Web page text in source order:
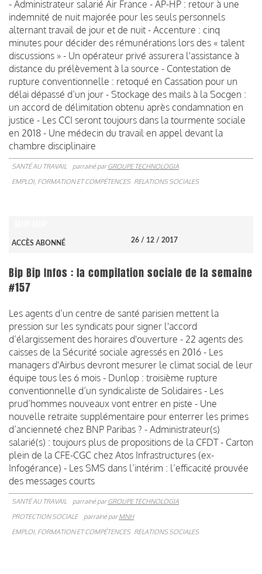
- Administrateur salarié Air France - AP-HP : retour à une
indemnité de nuit majorée pour les seuls personnels
alternant travail de jour et de nuit - Accenture : cinq
minutes pour décider des rémunérations lors des « talent
discussions » - Un opérateur privé assurera l'assistance à
distance du prélèvement à la source - Contestation de
rupture conventionnelle : retoqué en Cassation pour un
délai dépassé d’un jour - Stockage des mails à la Socgen :
un accord de délimitation obtenu après condamnation en
justice - Les CCI seront toujours dans la tourmente sociale
en 2018 - Une médecin du travail en appel devant la
chambre disciplinaire
SANTÉ AU TRAVAIL parrainé parGROUPE TECHNOLOGIA
EMPLOI, FORMATION ET COMPÉTENCES RELATIONS SOCIALES
ACCÈS ABONNÉ 26 / 12 / 2017
Bip Bip Infos : la compilation sociale de la semaine
#157
Les agents d’un centre de santé parisien mettent la
pression sur les syndicats pour signer l'accord
d’élargissement des horaires d'ouverture - 22 agents des
caisses de la Sécurité sociale agressés en 2016 - Les
managers d'Airbus devront mesurer le climat social de leur
équipe tous les 6 mois - Dunlop : troisième rupture
conventionnelle d’un syndicaliste de Solidaires - Les
prud’hommes nouveaux vont entrer en piste - Une
nouvelle retraite supplémentaire pour enterrer les primes
d’ancienneté chez BNP Paribas ? - Administrateur(s)
salarié(s) : toujours plus de propositions de la CFDT - Carton
plein de la CFE-CGC chez Atos Infrastructures (ex-
Infogérance) - Les SMS dans l’intérim : l’efficacité prouvée
des messages courts
SANTÉ AU TRAVAIL parrainé parGROUPE TECHNOLOGIA
PROTECTION SOCIALE
parrainé parMNH
EMPLOI, FORMATION ET COMPÉTENCES RELATIONS SOCIALES